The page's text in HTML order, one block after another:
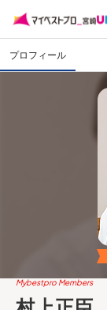
プロフィール
Mybestpro Members